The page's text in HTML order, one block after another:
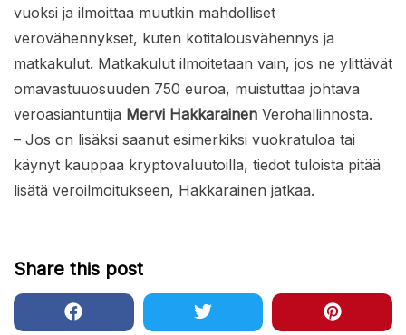
vuoksi ja ilmoittaa muutkin mahdolliset
verovähennykset, kuten kotitalousvähennys ja
matkakulut. Matkakulut ilmoitetaan vain, jos ne ylittävät
omavastuuosuuden 750 euroa, muistuttaa johtava
veroasiantuntija Mervi Hakkarainen Verohallinnosta.
– Jos on lisäksi saanut esimerkiksi vuokratuloa tai
käynyt kauppaa kryptovaluutoilla, tiedot tuloista pitää
lisätä veroilmoitukseen, Hakkarainen jatkaa.
Share this post